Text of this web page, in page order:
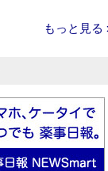
もっと見る